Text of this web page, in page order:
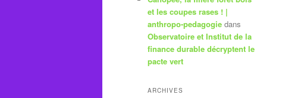
et les coupes rases ! |
anthropo-pedagogie dans
Observatoire et Institut de la
finance durable décryptent le
pacte vert
ARCHIVES